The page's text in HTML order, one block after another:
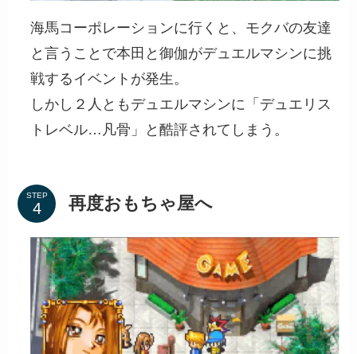
海馬コーポレーションに行くと、モクバの友達
と言うことで本田と御伽がデュエルマシンに挑
戦するイベントが発生。
しかし２人ともデュエルマシンに「デュエリス
トレベル…凡骨」と酷評されてしまう。
STEP 再度おもちゃ屋へ